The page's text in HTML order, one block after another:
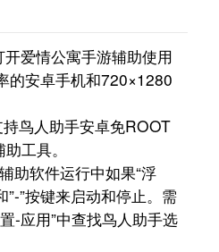
爱情公寓手游辅助使用
的安卓手机和720×1280
鸟人助手安卓免ROOT
工具。
助软件运行中如果“浮
”-”按键来启动和停止。需
-应用”中查找鸟人助手选